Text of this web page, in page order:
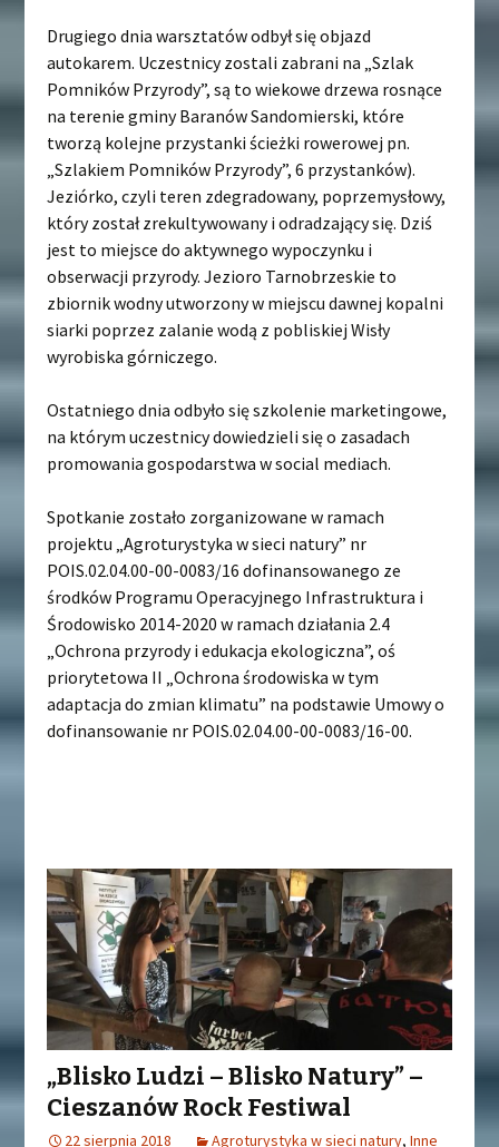
Drugiego dnia warsztatów odbył się objazd
autokarem. Uczestnicy zostali zabrani na „Szlak
Pomników Przyrody”, są to wiekowe drzewa rosnące
na terenie gminy Baranów Sandomierski, które
tworzą kolejne przystanki ścieżki rowerowej pn.
„Szlakiem Pomników Przyrody”, 6 przystanków).
Jeziórko, czyli teren zdegradowany, poprzemysłowy,
który został zrekultywowany i odradzający się. Dziś
jest to miejsce do aktywnego wypoczynku i
obserwacji przyrody. Jezioro Tarnobrzeskie to
zbiornik wodny utworzony w miejscu dawnej kopalni
siarki poprzez zalanie wodą z pobliskiej Wisły
wyrobiska górniczego.
Ostatniego dnia odbyło się szkolenie marketingowe,
na którym uczestnicy dowiedzieli się o zasadach
promowania gospodarstwa w social mediach.
Spotkanie zostało zorganizowane w ramach
projektu „Agroturystyka w sieci natury” nr
POIS.02.04.00-00-0083/16 dofinansowanego ze
środków Programu Operacyjnego Infrastruktura i
Środowisko 2014-2020 w ramach działania 2.4
„Ochrona przyrody i edukacja ekologiczna”, oś
priorytetowa II „Ochrona środowiska w tym
adaptacja do zmian klimatu” na podstawie Umowy o
dofinansowanie nr POIS.02.04.00-00-0083/16-00.
„Blisko Ludzi – Blisko Natury” –
Cieszanów Rock Festiwal
22 sierpnia 2018 Agroturystyka w sieci natury,Inne